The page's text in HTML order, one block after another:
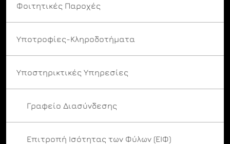
Φοιτητικές Παροχές
Υποτροφίες-Κληροδοτήματα
Υποστηρικτικές Υπηρεσίες
Γραφείο Διασύνδεσης
Επιτροπή Ισότητας των Φύλων (ΕΙΦ)